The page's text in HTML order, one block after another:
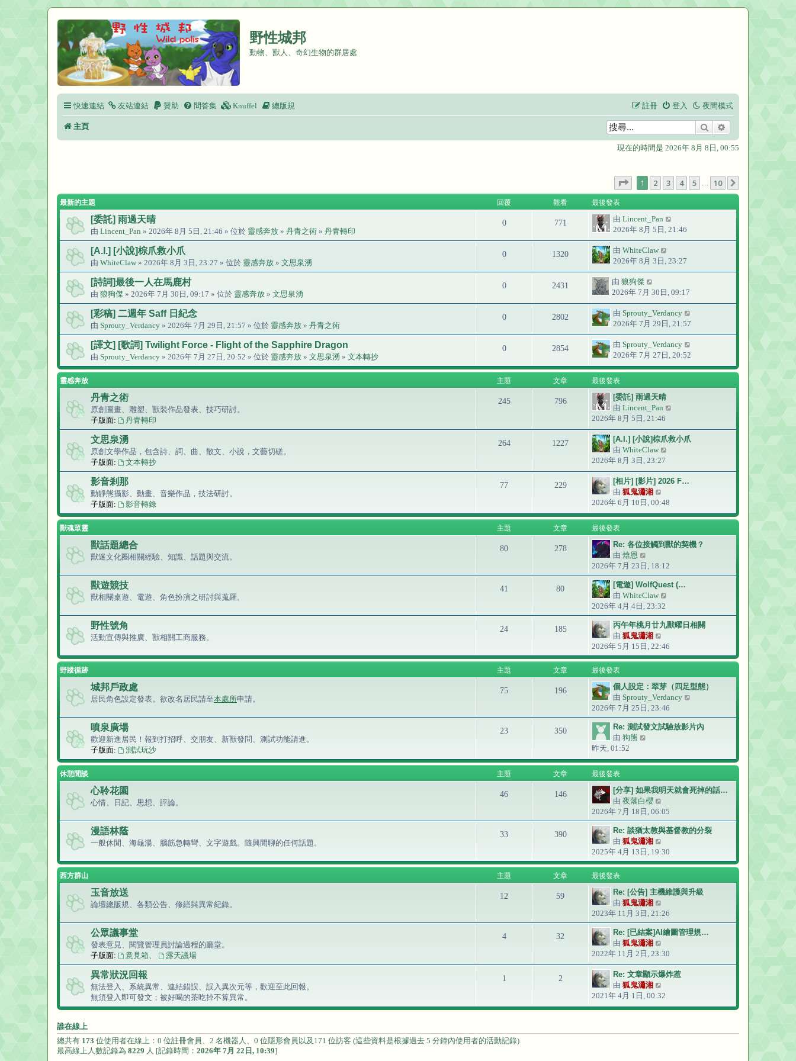
野性城邦
動物、獸人、奇幻生物的群居處
快速連結 夜間模式
友站連結 贊助 問答集 Knuffel 總版規 登入
註冊
主頁 搜尋
現在的時間是 2026年 8月 8日, 00:55
1頁 (共 10 頁)
1 2 3 4 5 10
最新的主題 回覆 觀看 最後發表
[委託] 雨過天晴
由 Lincent_Pan » 2026年 8月 5日, 21:46 » 位於 靈感奔放 » 丹青之術 » 丹青轉印
0 771 由 Lincent_Pan
2026年 8月 5日, 21:46
[A.I.] [小說]棕爪救小爪
由 WhiteClaw » 2026年 8月 3日, 23:27 » 位於 靈感奔放 » 文思泉湧
0 1320 由 WhiteClaw
2026年 8月 3日, 23:27
[詩詞]最後一人在馬鹿村
由 狼狗傑 » 2026年 7月 30日, 09:17 » 位於 靈感奔放 » 文思泉湧
0 2431 由 狼狗傑
2026年 7月 30日, 09:17
[彩稿] 二週年 Saff 日紀念
由 Sprouty_Verdancy » 2026年 7月 29日, 21:57 » 位於 靈感奔放 » 丹青之術
0 2802 由 Sprouty_Verdancy
2026年 7月 29日, 21:57
[譯文] [歌詞] Twilight Force - Flight of the Sapphire Dragon
由 Sprouty_Verdancy » 2026年 7月 27日, 20:52 » 位於 靈感奔放 » 文思泉湧 » 文本轉抄
0 2854 由 Sprouty_Verdancy
2026年 7月 27日, 20:52
靈感奔放 主題 文章 最後發表
丹青之術
原創圖畫、雕塑、獸裝作品發表、技巧研討。
子版面:
丹青轉印
245 796
[委託] 雨過天晴
由 Lincent_Pan
最
後
2026年 8月 5日, 21:46
文思泉湧
原創文學作品，包含詩、詞、曲、散文、小說，文藝切磋。
子版面:
文本轉抄
264 1227
[A.I.] [小說]棕爪救小爪
由 WhiteClaw
最
後
表
2026年 8月 3日, 23:27
影音剎那
動靜態攝影、動畫、音樂作品，技法研討。
子版面:
影音轉錄
77 229
[相片] [影片] 2026 F…
由 狐鬼瀟湘
視
最
發
表
2026年 6月 10日, 00:48
獸魂眾靈 主題 文章 最後發表
獸話題總合
獸迷文化圈相關經驗、知識、話題與交流。
80 278
Re: 各位接觸到獸的契機？
由 焓恩
視
最
後
發
表
2026年 7月 23日, 18:12
獸遊競技
獸相關桌遊、電遊、角色扮演之研討與蒐羅。
41 80
[電遊] WolfQuest (…
由 WhiteClaw
最
後
表
2026年 4月 4日, 23:32
野性號角
活動宣傳與推廣、獸相關工商服務。
24 185
丙午年桃月廿九獸曜日相關
由 狐鬼瀟湘
視
最
發
表
2026年 5月 15日, 22:46
野蹤循跡 主題 文章 最後發表
城邦戶政處
居民角色設定發表。欲改名居民請至本處所申請。
75 196
個人設定：翠芽（四足型態）
由 Sprouty_Verdancy
最
後
2026年 7月 25日, 23:46
噴泉廣場
歡迎新進居民！報到打招呼、交朋友、新獸發問、測試功能請進。
子版面:
測試玩沙
23 350
Re: 測試發文試驗放影片內
由 狗熊
最
發
表
昨天, 01:52
休憩閒談 主題 文章 最後發表
心聆花園
心情、日記、思想、評論。
46 146
[分享] 如果我明天就會死掉的話…
由 夜落白櫻
視
最
後
表
2026年 7月 18日, 06:05
漫語林蔭
一般休閒、海龜湯、腦筋急轉彎、文字遊戲。隨興閒聊的任何話題。
33 390
Re: 談猶太教與基督教的分裂
由 狐鬼瀟湘
視
最
發
表
2025年 4月 13日, 19:30
西方群山 主題 文章 最後發表
玉音放送
論壇總版規、各類公告、修繕與異常紀錄。
12 59
Re: [公告] 主機維護與升級
由 狐鬼瀟湘
視
最
後
表
2023年 11月 3日, 21:26
公眾議事堂
發表意見、閱覽管理員討論過程的廳堂。
子版面:
意見箱、 露天議場
4 32
Re: [已結案]AI繪圖管理規…
由 狐鬼瀟湘
視
最
後
表
2022年 11月 2日, 23:30
異常狀況回報
無法登入、系統異常、連結錯誤、誤入異次元等，歡迎至此回報。
無須登入即可發文； 被好喝的茶吃掉不算異常。
1 2
Re: 文章顯示爆炸惹
由 狐鬼瀟湘
視
最
2021年 4月 1日, 00:32
誰在線上
總共有 173 位使用者在線上：0 位註冊會員、2 名機器人、0 位隱形會員以及171 位訪客 (這些資料是根據過去 5 分鐘內使用者的活動記錄)
最高線上人數記錄為 8229 人 [記錄時間： 2026年 7月 22日, 10:39]